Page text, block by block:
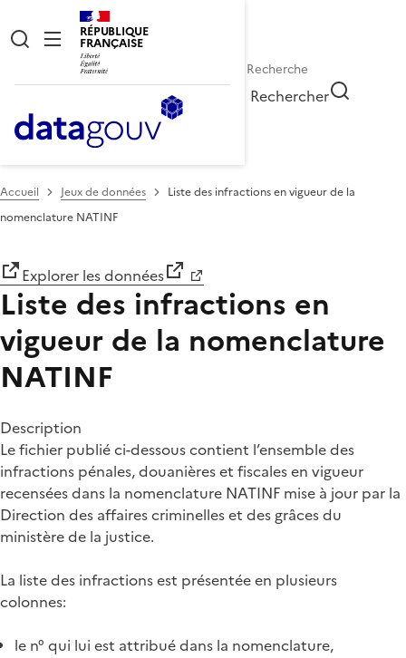
RÉPUBLIQUE
FRANÇAISE
Rechercher
Accueil Jeux de données
Liste des infractions en vigueur de la
nomenclature NATINF
Explorer les données
Liste des infractions en
vigueur de la nomenclature
NATINF
Description
Le fichier publié ci-dessous contient l’ensemble des
infractions pénales, douanières et fiscales en vigueur
recensées dans la nomenclature NATINF mise à jour par la
Direction des affaires criminelles et des grâces du
ministère de la justice.
La liste des infractions est présentée en plusieurs
colonnes:
le n° qui lui est attribué dans la nomenclature,